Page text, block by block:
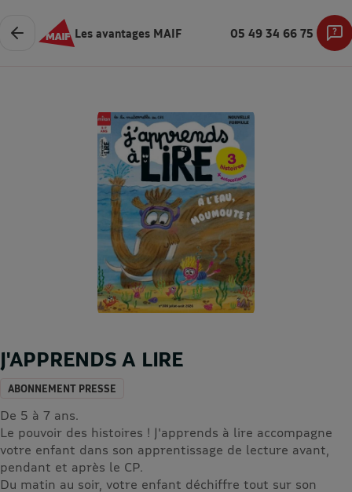
Les avantages MAIF 05 49 34 66 75
J'APPRENDS A LIRE
ABONNEMENT PRESSE
De 5 à 7 ans.
Le pouvoir des histoires ! J'apprends à lire accompagne
votre enfant dans son apprentissage de lecture avant,
pendant et après le CP.
Du matin au soir, votre enfant déchiffre tout sur son